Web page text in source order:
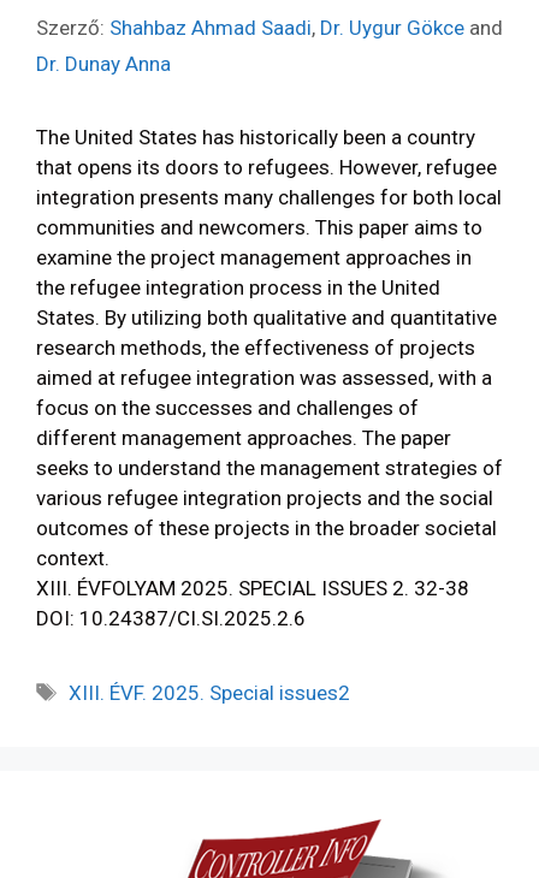
Szerző: Shahbaz Ahmad Saadi, Dr. Uygur Gökce and
Dr. Dunay Anna
The United States has historically been a country
that opens its doors to refugees. However, refugee
integration presents many challenges for both local
communities and newcomers. This paper aims to
examine the project management approaches in
the refugee integration process in the United
States. By utilizing both qualitative and quantitative
research methods, the effectiveness of projects
aimed at refugee integration was assessed, with a
focus on the successes and challenges of
different management approaches. The paper
seeks to understand the management strategies of
various refugee integration projects and the social
outcomes of these projects in the broader societal
context.
XIII. ÉVFOLYAM 2025. SPECIAL ISSUES 2. 32-38
DOI: 10.24387/CI.SI.2025.2.6
XIII. ÉVF. 2025. Special issues2